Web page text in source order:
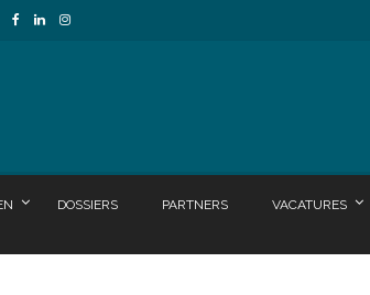
DOSSIERS PARTNERS VACATURES